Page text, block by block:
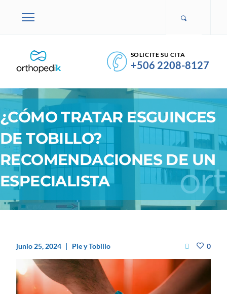
SOLICITE SU CITA
+506 2208-8127
¿CÓMO TRATAR ESGUINCES
DE TOBILLO?
RECOMENDACIONES DE UN
ESPECIALISTA
junio 25, 2024 Pie y Tobillo 0